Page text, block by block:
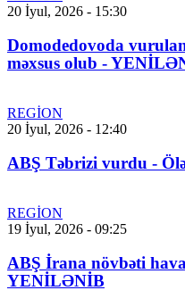
20 İyul, 2026 - 15:30
Domodedovoda
məxsus olub -
REGİON
20 İyul, 2026 - 12:40
ABŞ Təbrizi vurdu -
REGİON
19 İyul, 2026 - 09:25
ABŞ İrana növbəti
YENİLƏNİB